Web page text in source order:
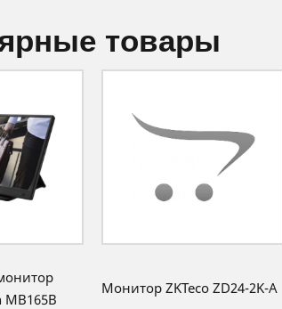
товары
MB165B
Монитор ZKTeco ZD24-2K-A